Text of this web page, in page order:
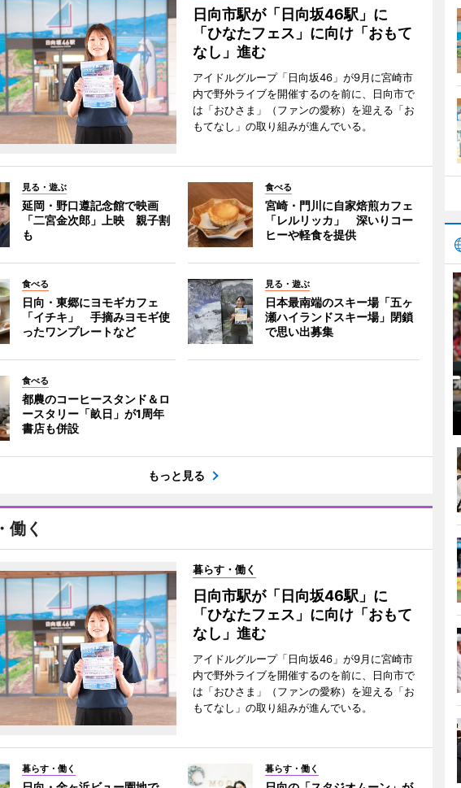
日向市駅が「日向坂46駅」に
「ひなたフェス」に向け「おもて
なし」進む
アイドルグループ「日向坂46」が9月に宮崎市
内で野外ライブを開催するのを前に、日向市で
は「おひさま」（ファンの愛称）を迎える「お
もてなし」の取り組みが進んでいる。
見る・遊ぶ
延岡・野口遵記念館で映画
「二宮金次郎」上映 親子割
も
食べる
宮崎・門川に自家焙煎カフェ
「レルリッカ」 深いりコー
ヒーや軽食を提供
食べる
日向・東郷にヨモギカフェ
「イチキ」 手摘みヨモギ使
ったワンプレートなど
見る・遊ぶ
日本最南端のスキー場「五ヶ
瀬ハイランドスキー場」閉鎖
で思い出募集
食べる
都農のコーヒースタンド＆ロ
ースタリー「畝日」が1周年
書店も併設
もっと見る
働く
暮らす・働く
日向市駅が「日向坂46駅」に
「ひなたフェス」に向け「おもて
なし」進む
アイドルグループ「日向坂46」が9月に宮崎市
内で野外ライブを開催するのを前に、日向市で
は「おひさま」（ファンの愛称）を迎える「お
もてなし」の取り組みが進んでいる。
暮らす・働く 暮らす・働く